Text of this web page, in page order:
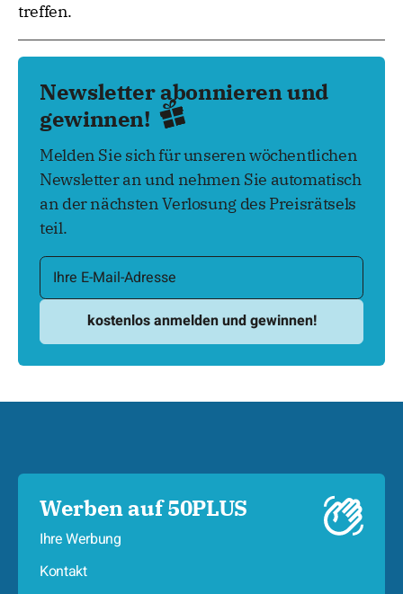
treffen.
Newsletter abonnieren und
gewinnen!
Melden Sie sich für unseren wöchentlichen
Newsletter an und nehmen Sie automatisch
an der nächsten Verlosung des Preisrätsels
teil.
Werben auf 50PLUS
Ihre Werbung
Kontakt